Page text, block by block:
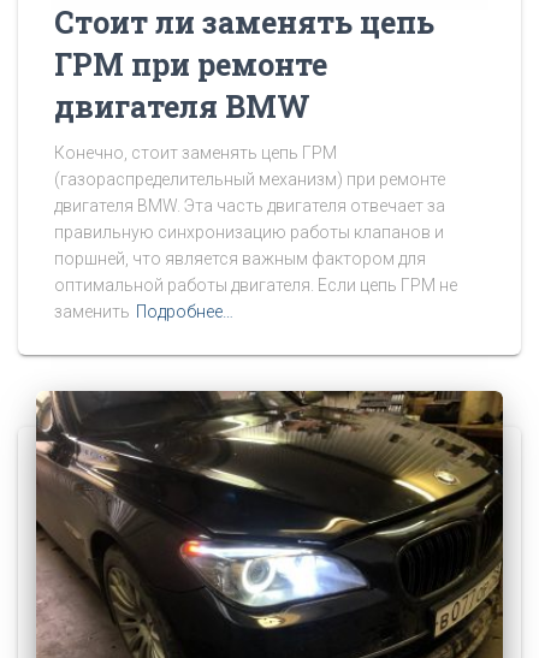
Стоит ли заменять цепь
ГРМ при ремонте
двигателя BMW
Конечно, стоит заменять цепь ГРМ
(газораспределительный механизм) при ремонте
двигателя BMW. Эта часть двигателя отвечает за
правильную синхронизацию работы клапанов и
поршней, что является важным фактором для
оптимальной работы двигателя. Если цепь ГРМ не
заменить Подробнее…